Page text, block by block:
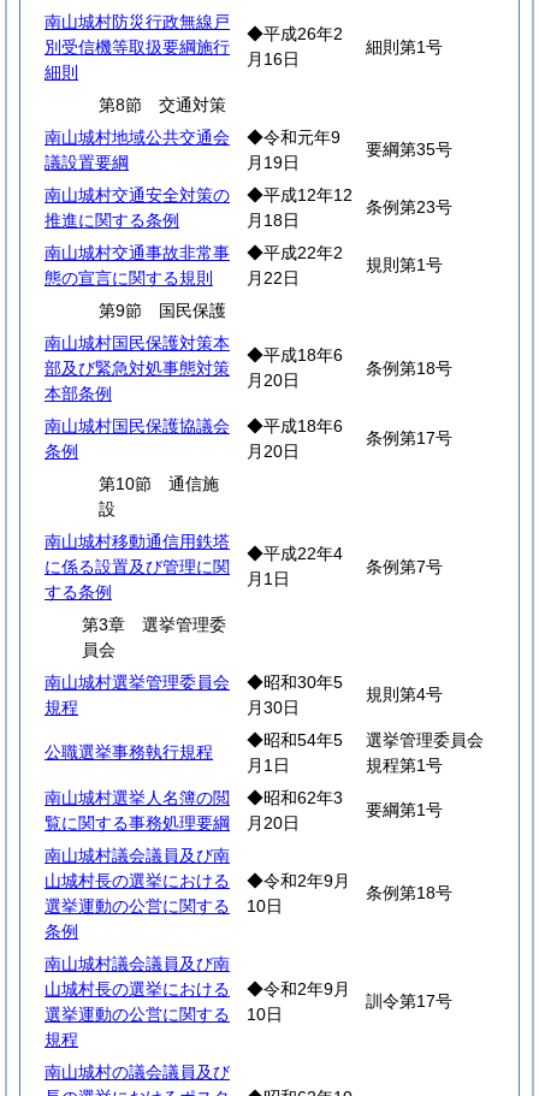
南山城村防災行政無線戸
別受信機等取扱要綱施行
細則
◆平成26年2
月16日
細則第1号
第8節 交通対策
南山城村地域公共交通会
議設置要綱
◆令和元年9
月19日
要綱第35号
南山城村交通安全対策の
推進に関する条例
◆平成12年12
月18日
条例第23号
南山城村交通事故非常事
態の宣言に関する規則
◆平成22年2
月22日
規則第1号
第9節 国民保護
南山城村国民保護対策本
部及び緊急対処事態対策
本部条例
◆平成18年6
月20日
条例第18号
南山城村国民保護協議会
条例
◆平成18年6
月20日
条例第17号
第10節 通信施
設
南山城村移動通信用鉄塔
に係る設置及び管理に関
する条例
◆平成22年4
月1日
条例第7号
第3章 選挙管理委
員会
南山城村選挙管理委員会
規程
◆昭和30年5
月30日
規則第4号
公職選挙事務執行規程
◆昭和54年5
月1日
選挙管理委員会
規程第1号
南山城村選挙人名簿の閲
覧に関する事務処理要綱
◆昭和62年3
月20日
要綱第1号
南山城村議会議員及び南
山城村長の選挙における
選挙運動の公営に関する
条例
◆令和2年9月
10日
条例第18号
南山城村議会議員及び南
山城村長の選挙における
選挙運動の公営に関する
規程
◆令和2年9月
10日
訓令第17号
南山城村の議会議員及び